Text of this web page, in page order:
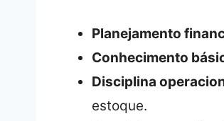
Planejamento
Conhecimento
Disciplina
estoque.